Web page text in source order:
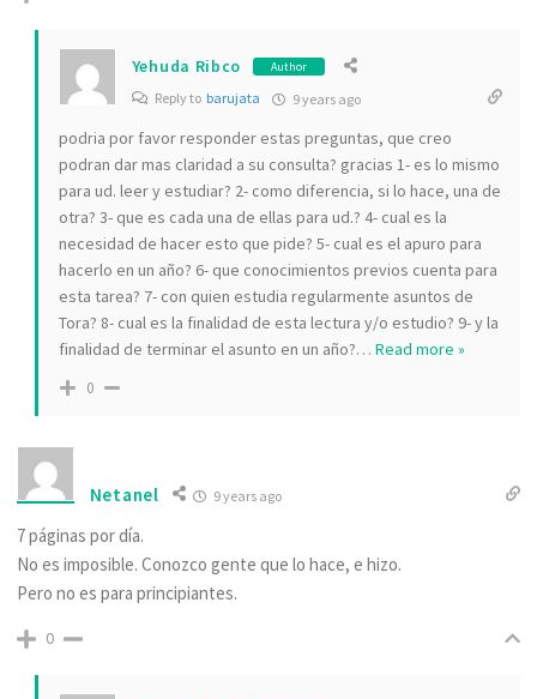
Yehuda Ribco Author
Reply to barujata 9 years ago
podria por favor responder estas preguntas, que creo
podran dar mas claridad a su consulta? gracias 1- es lo mismo
para ud. leer y estudiar? 2- como diferencia, si lo hace, una de
otra? 3- que es cada una de ellas para ud.? 4- cual es la
necesidad de hacer esto que pide? 5- cual es el apuro para
hacerlo en un año? 6- que conocimientos previos cuenta para
esta tarea? 7- con quien estudia regularmente asuntos de
Tora? 8- cual es la finalidad de esta lectura y/o estudio? 9- y la
finalidad de terminar el asunto en un año?… Read more »
0
Netanel 9 years ago
7 páginas por día.
No es imposible. Conozco gente que lo hace, e hizo.
Pero no es para principiantes.
0